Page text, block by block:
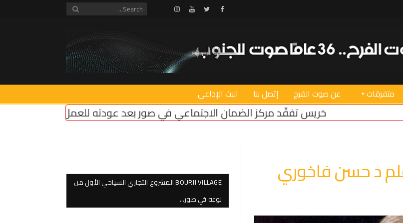
Facebook
Twitter
Youtube
Instagram
متفرقات عن صوت الفرح إتصل بنا البث الإذاعي
تفقّد مركز الضمان الاجتماعي في صور بعد عودته للعمل: المناطق التجريبية مزحة وعودة
د حسن فاخوري
BOURJI VILLAGE المشروع التجاري السياحي الأول من
نوعه في صور…